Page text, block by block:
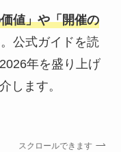
値」や「開催の
公式ガイドを読
年を盛り上げ
します。
スクロールできます